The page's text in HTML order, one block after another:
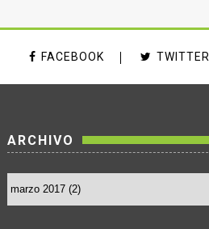
FACEBOOK TWITTER
ARCHIVO